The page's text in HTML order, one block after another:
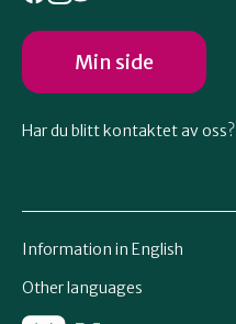
Min side
Har du blitt kontaktet av oss?
Information in English
Other languages